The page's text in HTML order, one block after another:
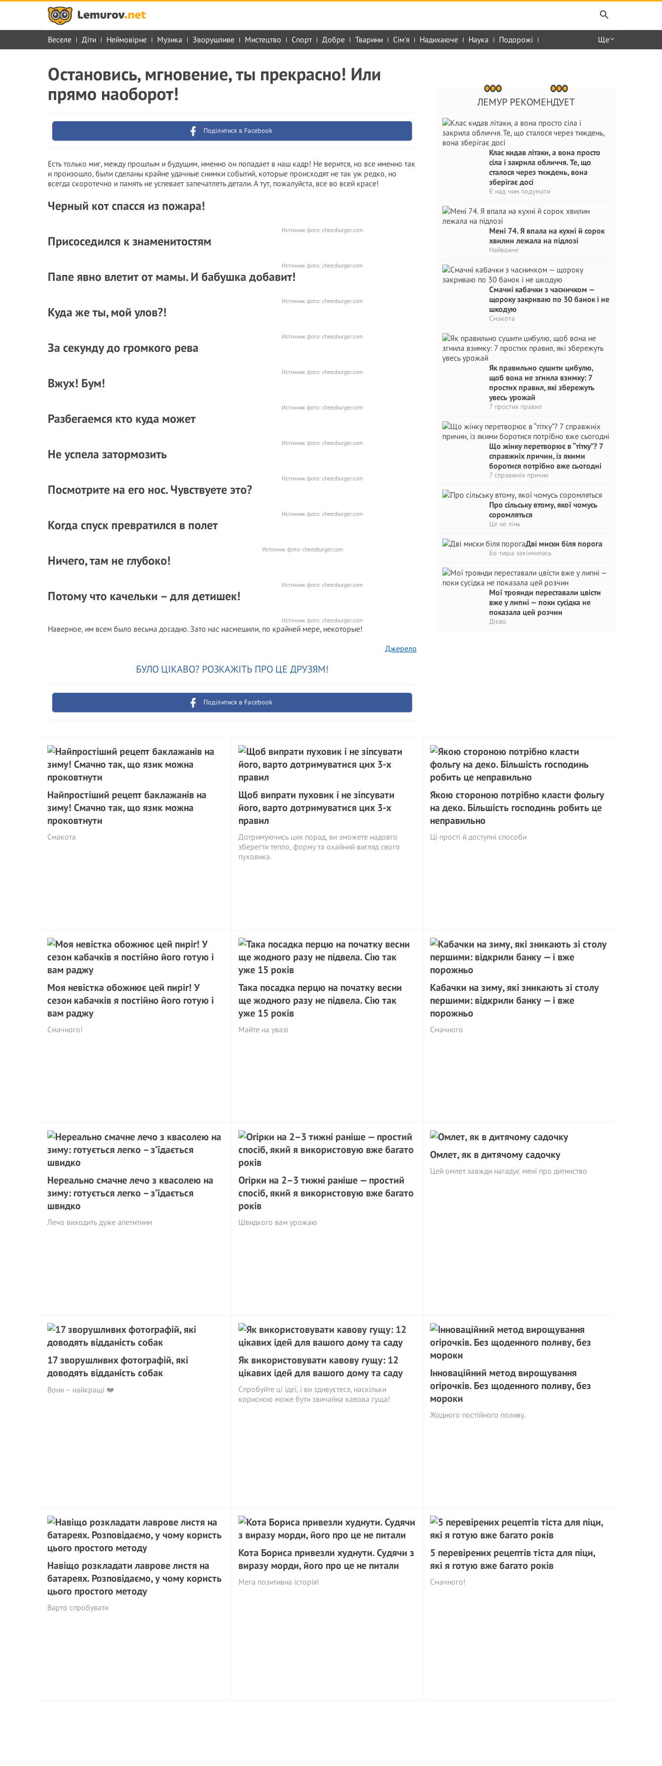
Веселе Діти Неймовірне Музика Зворушливе Мистецтво Спорт Добре Тварини Сім'я Надихаюче Наука Подорожі Ще
ЛЕМУР РЕКОМЕНДУЕТ
Клас кидав літаки, а вона просто
сіла і закрила обличчя. Те, що
сталося через тиждень, вона
зберігає досі
Є над чим подумати
Мені 74. Я впала на кухні й сорок
хвилин лежала на підлозі
Найважче
Смачні кабачки з часничком —
щороку закриваю по 30 банок і не
шкодую
Смакота
Як правильно сушити цибулю,
щоб вона не згнила взимку: 7
простих правил, які збережуть
увесь урожай
7 простих правил
Що жінку перетворює в “тітку”? 7
справжніх причин, із якими
боротися потрібно вже сьогодні
7 справжніх причин
Про сільську втому, якої чомусь
соромляться
Це не лінь
Дві миски біля порога
Бо тиша закінчилась
Мої троянди переставали цвісти
вже у липні — поки сусідка не
показала цей розчин
Дієво
Остановись, мгновение, ты прекрасно! Или
прямо наоборот!
Поділитися в Facebook
Есть только миг, между прошлым и будущим, именно он попадает в наш кадр! Не верится, но все именно так
и произошло, были сделаны крайне удачные снимки событий, которые происходят не так уж редко, но
всегда скоротечно и память не успевает запечатлеть детали. А тут, пожалуйста, все во всей красе!
Черный кот спасся из пожара!
Источник фото: cheezburger.com
Присоседился к знаменитостям
Источник фото: cheezburger.com
Папе явно влетит от мамы. И бабушка добавит!
Источник фото: cheezburger.com
Куда же ты, мой улов?!
Источник фото: cheezburger.com
За секунду до громкого рева
Источник фото: cheezburger.com
Вжух! Бум!
Источник фото: cheezburger.com
Разбегаемся кто куда может
Источник фото: cheezburger.com
Не успела затормозить
Источник фото: cheezburger.com
Посмотрите на его нос. Чувствуете это?
Источник фото: cheezburger.com
Когда спуск превратился в полет
Источник фото: cheezburger.com
Ничего, там не глубоко!
Источник фото: cheezburger.com
Потому что качельки – для детишек!
Источник фото: cheezburger.com
Наверное, им всем было весьма досадно. Зато нас насмешили, по крайней мере, некоторые!
Джерело
БУЛО ЦІКАВО? РОЗКАЖІТЬ ПРО ЦЕ ДРУЗЯМ!
Поділитися в Facebook
Найпростіший рецепт баклажанів на
зиму! Смачно так, що язик можна
проковтнути
Смакота
Щоб випрати пуховик і не зіпсувати
його, варто дотримуватися цих 3-х
правил
Дотримуючись цих порад, ви зможете надовго
зберегти тепло, форму та охайний вигляд свого
пуховика.
Якою стороною потрібно класти фольгу
на деко. Більшість господинь робить це
неправильно
Ці прості й доступні способи
Моя невістка обожнює цей пиріг! У
сезон кабачків я постійно його готую і
вам раджу
Смачного!
Така посадка перцю на початку весни
ще жодного разу не підвела. Сію так
уже 15 років
Майте на увазі
Кабачки на зиму, які зникають зі столу
першими: відкрили банку — і вже
порожньо
Смачного
Нереально смачне лечо з квасолею на
зиму: готується легко – з’їдається
швидко
Лечо виходить дуже апетитним
Огірки на 2–3 тижні раніше — простий
спосіб, який я використовую вже багато
років
Швидкого вам урожаю
Омлет, як в дитячому садочку
Цей омлет завжди нагадує мені про дитинство
17 зворушливих фотографій, які
доводять відданість собак
Вони – найкращі ❤️
Як використовувати кавову гущу: 12
цікавих ідей для вашого дому та саду
Спробуйте ці ідеї, і ви здивуєтеся, наскільки
корисною може бути звичайна кавова гуща!
Інноваційний метод вирощування
огірочків. Без щоденного поливу, без
мороки
Жодного постійного поливу.
Навіщо розкладати лаврове листя на
батареях. Розповідаємо, у чому користь
цього простого методу
Варто спробувати
Кота Бориса привезли худнути. Судячи з
виразу морди, його про це не питали
Мега позитивна історія!
5 перевірених рецептів тіста для піци,
які я готую вже багато років
Смачного!